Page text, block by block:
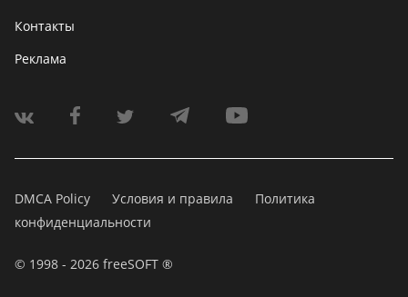
Контакты
Реклама
DMCA Policy Условия и правила
Политика
конфиденциальности
© 1998 - 2026 freeSOFT ®